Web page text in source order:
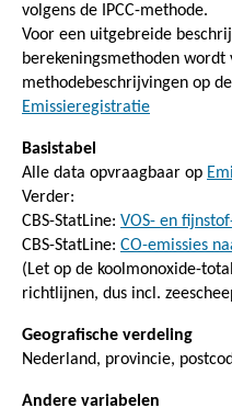
volgens de IPCC-methode.
Voor een uitgebreide
berekeningsmethoden wordt
methodebeschrijvingen op
Emissieregistratie
Basistabel
Alle data opvraagbaar op
Verder:
CBS-StatLine: VOS- en
CBS-StatLine: CO-emissies
(Let op de koolmonoxide-
richtlijnen, dus incl.
Geografische verdeling
Nederland, provincie,
Andere variabelen